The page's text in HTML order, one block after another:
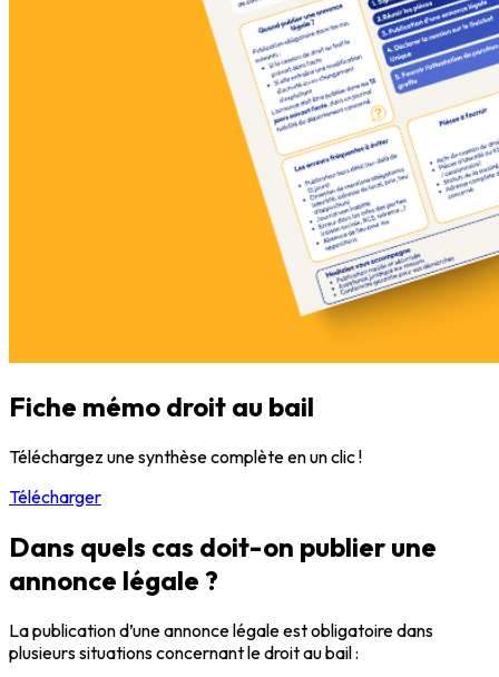
Fiche mémo droit au bail
Téléchargez une synthèse complète en un clic !
Télécharger
Dans quels cas doit-on publier une
annonce légale ?
La publication d’une annonce légale est obligatoire dans
plusieurs situations concernant le droit au bail :